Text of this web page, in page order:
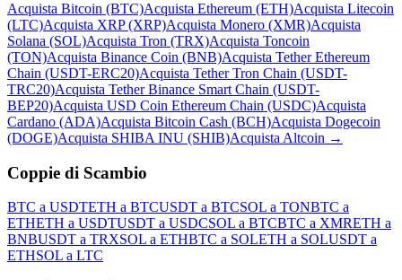
Acquista Bitcoin (BTC)Acquista Ethereum (ETH)Acquista Litecoin
(LTC)Acquista XRP (XRP)Acquista Monero (XMR)Acquista
Solana (SOL)Acquista Tron (TRX)Acquista Toncoin
(TON)Acquista Binance Coin (BNB)Acquista Tether Ethereum
Chain (USDT-ERC20)Acquista Tether Tron Chain (USDT-
TRC20)Acquista Tether Binance Smart Chain (USDT-
BEP20)Acquista USD Coin Ethereum Chain (USDC)Acquista
Cardano (ADA)Acquista Bitcoin Cash (BCH)Acquista Dogecoin
(DOGE)Acquista SHIBA INU (SHIB)Acquista Altcoin →
Coppie di Scambio
BTC a USDTETH a BTCUSDT a BTCSOL a TONBTC a
ETHETH a USDTUSDT a USDCSOL a BTCBTC a XMRETH a
BNBUSDT a TRXSOL a ETHBTC a SOLETH a SOLUSDT a
ETHSOL a LTC